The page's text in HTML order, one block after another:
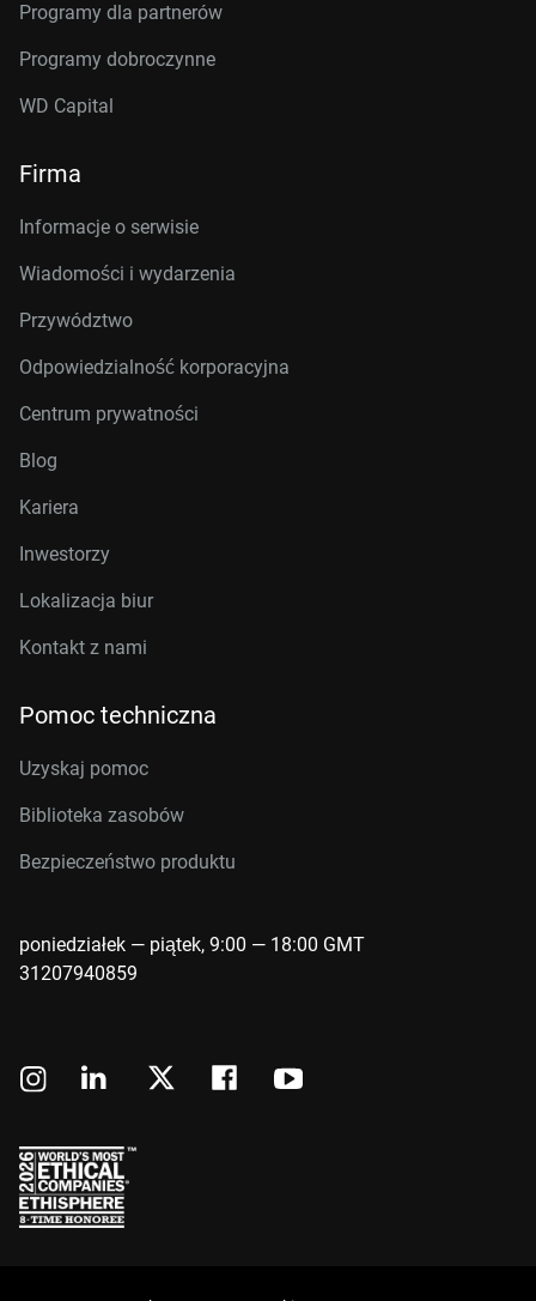
Programy dla partnerów
Programy dobroczynne
WD Capital
Firma
Informacje o serwisie
Wiadomości i wydarzenia
Przywództwo
Odpowiedzialność korporacyjna
Centrum prywatności
Blog
Kariera
Inwestorzy
Lokalizacja biur
Kontakt z nami
Pomoc techniczna
Uzyskaj pomoc
Biblioteka zasobów
Bezpieczeństwo produktu
poniedziałek — piątek, 9:00 — 18:00 GMT
31207940859